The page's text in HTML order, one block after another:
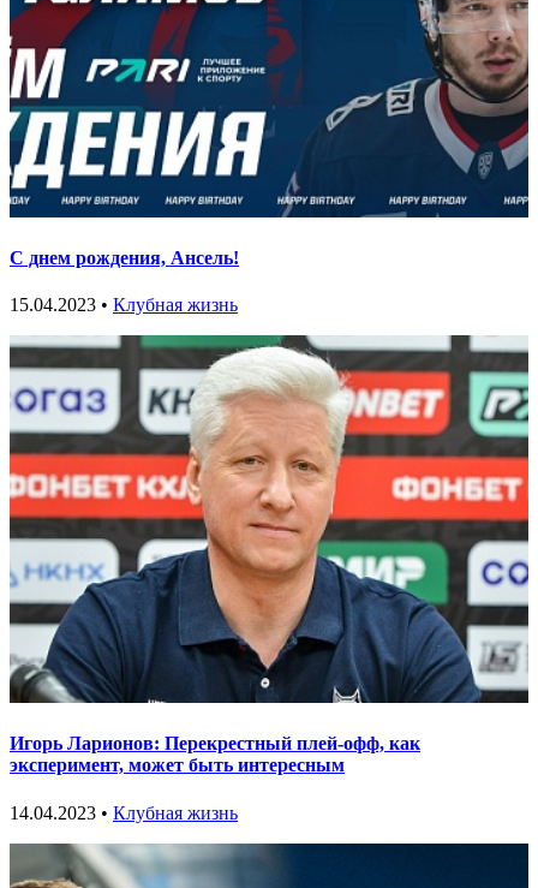
С днем рождения, Ансель!
15.04.2023 • Клубная жизнь
Игорь Ларионов: Перекрестный плей-офф, как
эксперимент, может быть интересным
14.04.2023 • Клубная жизнь